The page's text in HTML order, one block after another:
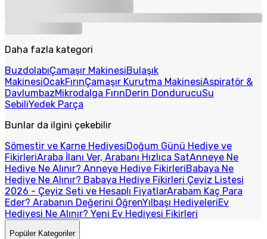
Daha fazla kategori
BuzdolabıÇamaşır MakinesiBulaşık
MakinesiOcakFırınÇamaşır Kurutma MakinesiAspiratör &
DavlumbazMikrodalga FırınDerin DondurucuSu
SebiliYedek Parça
Bunlar da ilgini çekebilir
Sömestir ve Karne HediyesiDoğum Günü Hediye ve
FikirleriAraba İlanı Ver, Arabanı Hızlıca SatAnneye Ne
Hediye Ne Alınır? Anneye Hediye FikirleriBabaya Ne
Hediye Ne Alınır? Babaya Hediye Fikirleri Çeyiz Listesi
2026 - Çeyiz Seti ve Hesaplı FiyatlarArabam Kaç Para
Eder? Arabanın Değerini ÖğrenYılbaşı HediyeleriEv
Hediyesi Ne Alınır? Yeni Ev Hediyesi Fikirleri
Popüler Kategoriler